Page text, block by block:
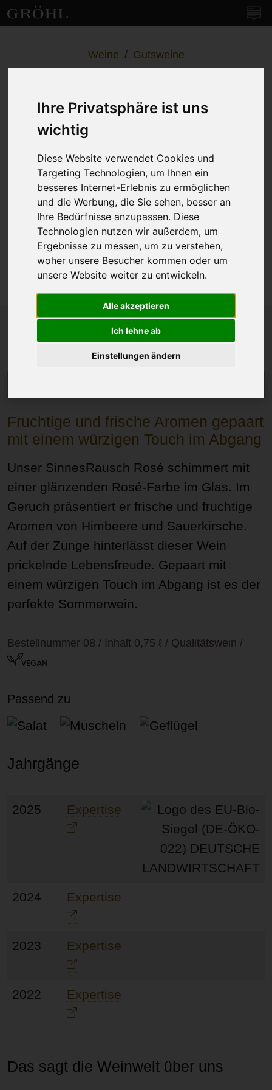
Ihre Privatsphäre ist uns
wichtig
Diese Website verwendet Cookies und
Targeting Technologien, um Ihnen ein
besseres Internet-Erlebnis zu ermöglichen
und die Werbung, die Sie sehen, besser an
Ihre Bedürfnisse anzupassen. Diese
Technologien nutzen wir außerdem, um
Ergebnisse zu messen, um zu verstehen,
woher unsere Besucher kommen oder um
unsere Website weiter zu entwickeln.
Alle akzeptieren
Ich lehne ab
Einstellungen ändern
Weine / Gutsweine
trocken
Fruchtige und frische Aromen gepaart
mit einem würzigen Touch im Abgang
Unser SinnesRausch Rosé schimmert mit
einer glänzenden Rosé-Farbe im Glas. Im
Geruch präsentiert er frische und fruchtige
Aromen von Himbeere und Sauerkirsche.
Auf der Zunge hinterlässt dieser Wein
prickelnde Lebensfreude. Gepaart mit
einem würzigen Touch im Abgang ist es der
perfekte Sommerwein.
Bestellnummer 08 / Inhalt 0,75 ℓ / Qualitätswein /
Passend zu
Salat
Muscheln Geflügel
Jahrgänge
2025 Expertise
2024 Expertise
2023 Expertise
2022 Expertise
Das sagt die Weinwelt über uns